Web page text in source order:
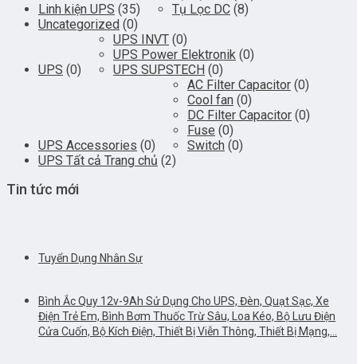
Linh kiện UPS (35)
Tụ Lọc DC (8)
Uncategorized (0)
UPS (0)
UPS INVT (0)
UPS Power Elektronik (0)
UPS SUPSTECH (0)
UPS Accessories (0)
AC Filter Capacitor (0)
Cool fan (0)
DC Filter Capacitor (0)
Fuse (0)
Switch (0)
UPS Tất cả Trang chủ (2)
Tin tức mới
Tuyển Dụng Nhân Sự
Bình Ắc Quy 12v-9Ah Sử Dụng Cho UPS, Đèn, Quạt Sạc, Xe
Điện Trẻ Em, Bình Bơm Thuốc Trừ Sâu, Loa Kéo, Bộ Lưu Điện
Cửa Cuốn, Bộ Kích Điện, Thiết Bị Viễn Thông, Thiết Bị Mạng,…